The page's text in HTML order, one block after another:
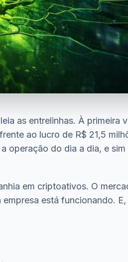
as entrelinhas. À primeira
ao lucro de R$ 21,5
operação do dia a dia, e sim
em criptoativos. O
está funcionando.